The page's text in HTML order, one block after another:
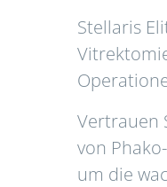
Stellaris
Vertrauen
von
um die